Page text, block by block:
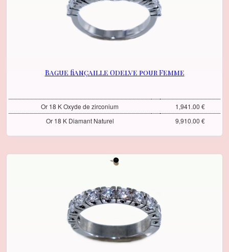
Bague fiançaille Odelve pour Femme
Or 18 K Oxyde de zirconium
1,941.00 €
Or 18 K Diamant Naturel
9,910.00 €